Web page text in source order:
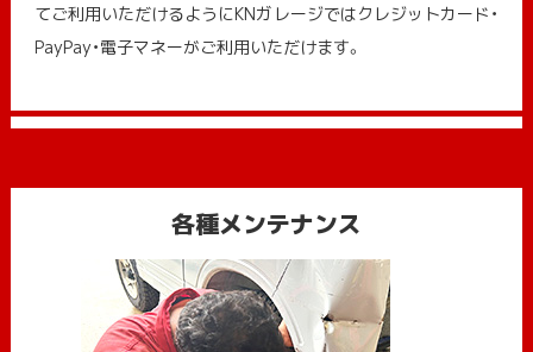
てご利用いただけるようにKNガレージではクレジットカード・
PayPay・電子マネーがご利用いただけます。
各種メンテナンス